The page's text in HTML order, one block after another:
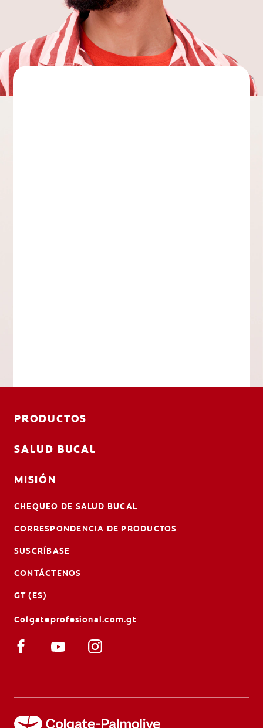
PRODUCTOS
SALUD BUCAL
MISIÓN
CHEQUEO DE SALUD BUCAL
CORRESPONDENCIA DE PRODUCTOS
SUSCRÍBASE
CONTÁCTENOS
GT (ES)
Colgateprofesional.com.gt